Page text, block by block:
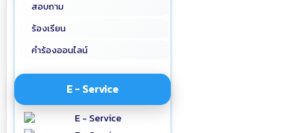
สอบถาม
ร้องเรียน
คำร้องออนไลน์
E - Service